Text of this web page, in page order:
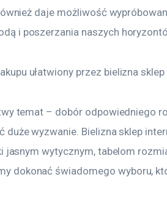
daje możliwość
i poszerzania naszych
ułatwiony przez bielizna
temat – dobór odpowiedniego
duże wyzwanie. Bielizna sklep
jasnym wytycznym, tabelom
dokonać świadomego wyboru,